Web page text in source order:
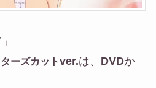
ーズカットver.は、 DVDか